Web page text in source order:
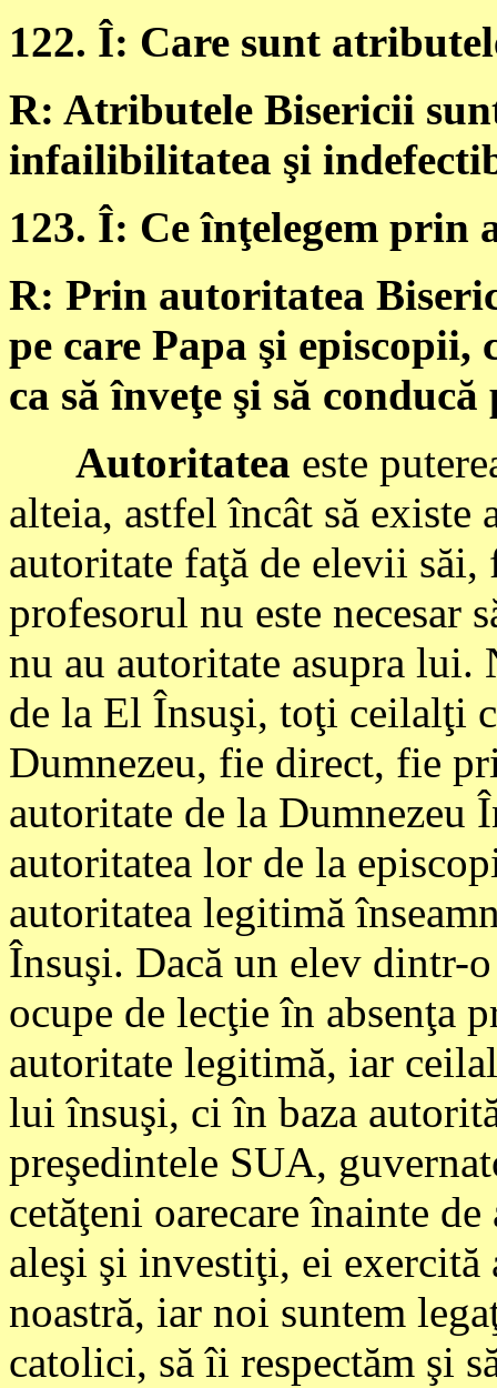
122. Î: Care sunt
R: Atributele Bisericii
infailibilitatea şi
123. Î: Ce înţelegem prin
R: Prin autoritatea
pe care Papa şi episcopii,
ca să înveţe şi să
Autoritatea este
alteia, astfel încât să existe
autoritate faţă de elevii
profesorul nu este necesar
nu au autoritate asupra lui.
de la El Însuşi, toţi ceilalţi
Dumnezeu, fie direct, fie
autoritate de la Dumnezeu
autoritatea lor de la
autoritatea legitimă
Însuşi. Dacă un elev dintr-
ocupe de lecţie în absenţa
autoritate legitimă, iar
lui însuşi, ci în baza
preşedintele SUA,
cetăţeni oarecare înainte
aleşi şi investiţi, ei exercită
noastră, iar noi suntem
catolici, să îi respectăm şi